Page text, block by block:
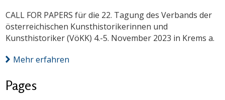
CALL FOR PAPERS für die 22. Tagung des Verbands der
österreichischen Kunsthistorikerinnen und
Kunsthistoriker (VöKK) 4.-5. November 2023 in Krems a.
Mehr erfahren
Pages